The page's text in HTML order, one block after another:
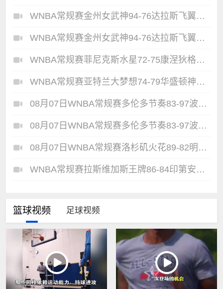
WNBA常规赛金州女武神94-76达拉斯飞翼全场集锦
WNBA常规赛金州女武神94-76达拉斯飞翼全场集锦
WNBA常规赛菲尼克斯水星72-75康涅狄格太阳全场集锦
WNBA常规赛亚特兰大梦想74-79华盛顿神秘人全场集锦
08月07日WNBA常规赛多伦多节奏83-97波特兰火焰集锦
08月07日WNBA常规赛多伦多节奏83-97波特兰火焰集锦
08月07日WNBA常规赛洛杉矶火花89-82明尼苏达山猫全场集锦
WNBA常规赛拉斯维加斯王牌86-84印第安纳狂热全场集锦
篮球视频 足球视频